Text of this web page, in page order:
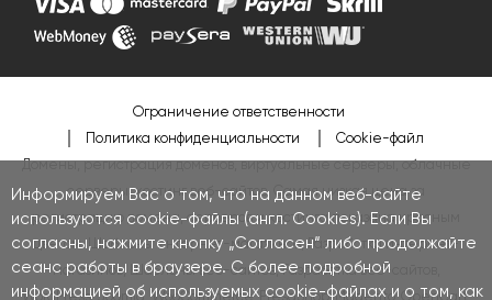
Информируем Вас о том, что на данном веб-сайте
используются cookie-файлы (англ. Cookies). Если Вы
согласны, нажмите кнопку „Согласен“ либо продолжайте
сеанс работы в браузере. С более подробной
информацией об используемых cookie-файлах и о том, как
Ограничение ответственности
Политика конфиденциальности
Cookie-файл
Домены, регистрация доменов, виртуальные серверы, облачные
серверы, хостинг веб-сайтов. Самая низкая цена за
регистрацию домена, серверов и хостинга показана красным
цветом.Шаблоны интернет-магазинов,Разработка интернет-
магазинов, Шаблоны веб-сайтов,Разработка веб-сайтов
WordPress,Joomla,WooCommerce,PresaShop,Magento, OpenCart,